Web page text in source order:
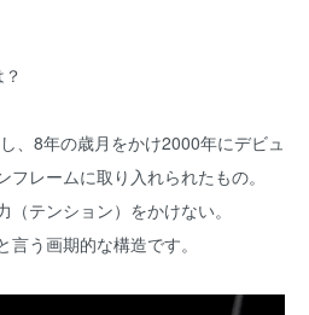
、8年の歳月をかけ2000年にデビュ
レームに取り入れられたもの。
テンション）をかけない。
う画期的な構造です。